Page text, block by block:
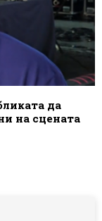
да
на сцената